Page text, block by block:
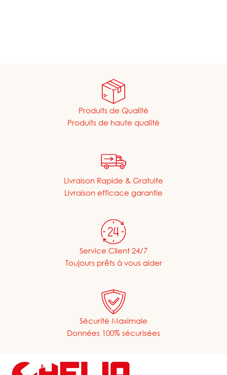
Produits de Qualité
Produits de haute qualité
Livraison Rapide & Gratuite
Livraison efficace garantie
Service Client 24/7
Toujours prêts à vous aider
Sécurité Maximale
Données 100% sécurisées